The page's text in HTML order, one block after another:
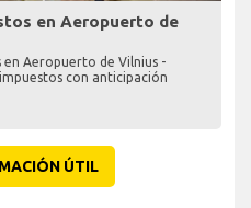
en Aeropuerto de
en Aeropuerto de Vilnius -
con anticipación
ÚTIL